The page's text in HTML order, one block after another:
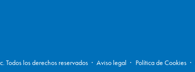
Aviso legal Política de Cookies
los derechos reservados